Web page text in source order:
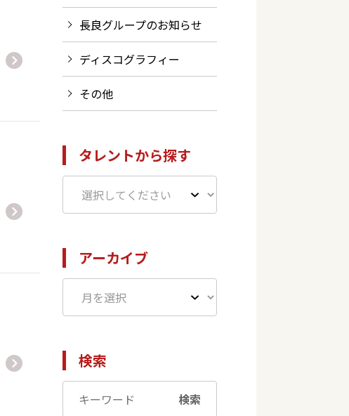
長良グループのお知らせ
ディスコグラフィー
その他
タレントから探す
アーカイブ
検索
検索